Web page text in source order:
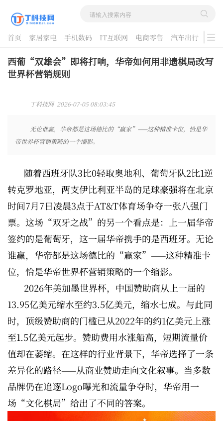
首页 家居家电 手机数码 IT互联网 电商零售 汽车出行
游戏
酷品评测
西葡“双雄会”即将打响，华帝如何用非遗棋局改写
世界杯营销规则
丁科技网 2026-07-05 08:03:45
无论谁赢，华帝都是这场德比的“赢家”——这种精准卡位，恰是华
帝世界杯营销策略的一个缩影。
随着西班牙队3比0轻取奥地利、葡萄牙队2比1逆
转克罗地亚，两支伊比利亚半岛的足球豪强将在北京
时间7月7日凌晨3点于AT&T体育场争夺一张八强门
票。这场“双牙之战”的另一个看点是：上一届华帝
签约的是葡萄牙，这一届华帝携手的是西班牙。无论
谁赢，华帝都是这场德比的“赢家”——这种精准卡
位，恰是华帝世界杯营销策略的一个缩影。
2026年美加墨世界杯，中国赞助商从上一届的
13.95亿美元缩水至约3.5亿美元，缩水七成。与此同
时，顶级赞助商的门槛已从2022年的约1亿美元上涨
至1.5亿美元起步。赞助费用水涨船高，短期流量价
值却在萎缩。在这样的行业背景下，华帝选择了一条
差异化的路径——从商业赞助走向文化叙事。当多数
品牌仍在追逐Logo曝光和流量争夺时，华帝用一
场“文化棋局”给出了不同的答案。